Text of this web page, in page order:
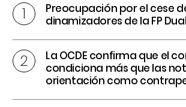
Preocupación por el cese
dinamizadores de la FP
La OCDE confirma que el
condiciona más que las
orientación como